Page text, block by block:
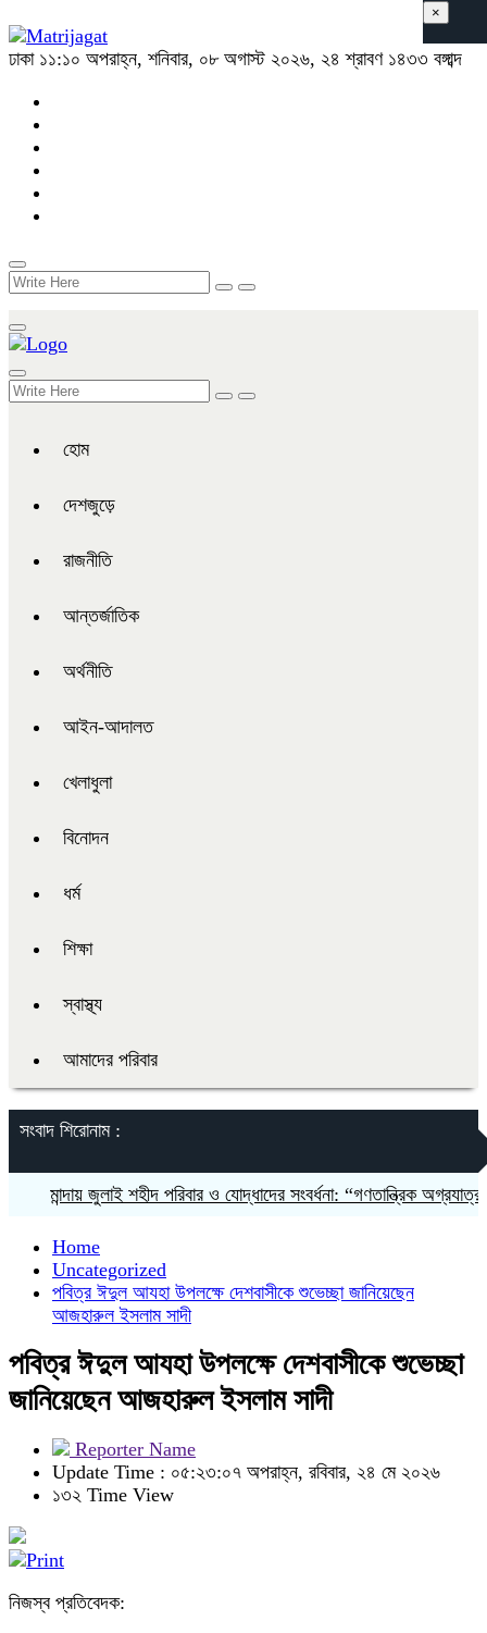
ঢাকা ১১:১০ অপরাহ্ন, শনিবার, ০৮ অগাস্ট ২০২৬, ২৪ শ্রাবণ ১৪৩৩ বঙ্গাব্দ
হোম
দেশজুড়ে
রাজনীতি
আন্তর্জাতিক
অর্থনীতি
আইন-আদালত
খেলাধুলা
বিনোদন
ধর্ম
শিক্ষা
স্বাস্থ্য
আমাদের পরিবার
সংবাদ শিরোনাম :
মান্দায় জুলাই শহীদ পরিবার ও যোদ্ধাদের সংবর্ধনা: “গণতান্ত্রিক অগ্রযাত্রায়
×
Home
Uncategorized
পবিত্র ঈদুল আযহা উপলক্ষে দেশবাসীকে শুভেচ্ছা জানিয়েছেন
আজহারুল ইসলাম সাদী
পবিত্র ঈদুল আযহা উপলক্ষে দেশবাসীকে শুভেচ্ছা
জানিয়েছেন আজহারুল ইসলাম সাদী
Reporter Name
Update Time : ০৫:২৩:০৭ অপরাহ্ন, রবিবার, ২৪ মে ২০২৬
১৩২ Time View
নিজস্ব প্রতিবেদক: